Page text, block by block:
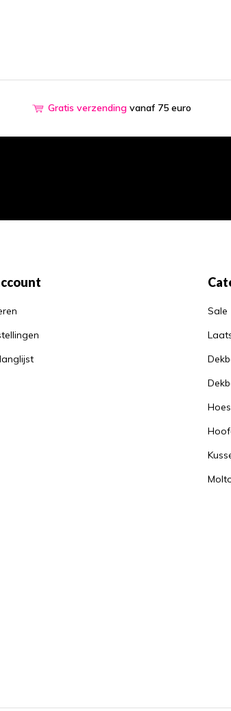
Gratis verzending vanaf 75 euro
Sale